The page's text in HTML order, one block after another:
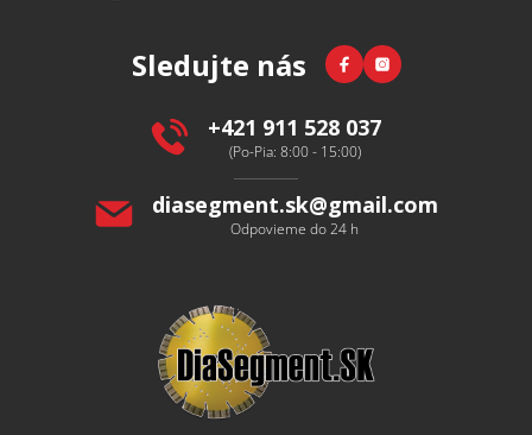
Sledujte nás Facebook
Instagram
+421 911 528 037
(Po-Pia: 8:00 - 15:00)
diasegment.sk@gmail.com
Odpovieme do 24 h